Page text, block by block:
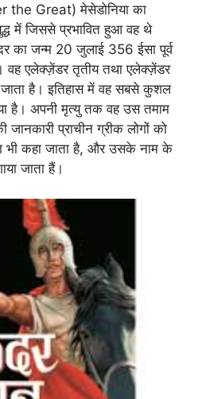
the Great) मेसेडोनिया का
में जिससे प्रभावित हुआ वह थे
का जन्म 20 जुलाई 356 ईसा पूर्व
वह एलेक्ज़ेंडर तृतीय तथा एलेक्ज़ेंडर
जाता है। इतिहास में वह सबसे कुशल
है। अपनी मृत्यु तक वह उस तमाम
प्राचीन ग्रीक लोगों को
भी कहा जाता है, और उसके नाम के
जाता हैं।